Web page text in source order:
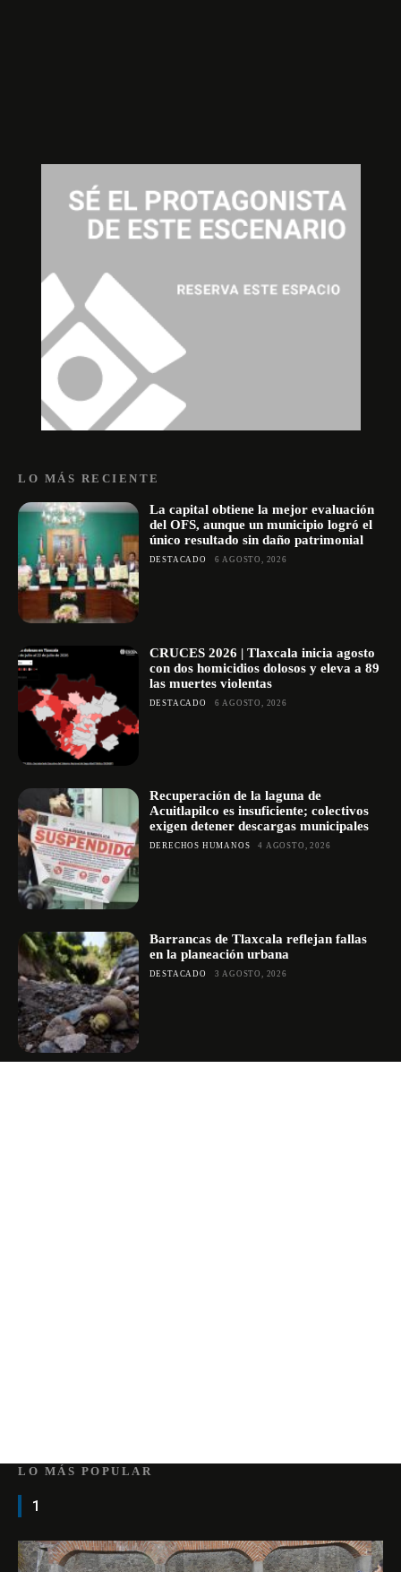
LO MÁS RECIENTE
La capital obtiene la mejor evaluación
del OFS, aunque un municipio logró el
único resultado sin daño patrimonial
DESTACADO 6 AGOSTO, 2026
CRUCES 2026 | Tlaxcala inicia agosto
con dos homicidios dolosos y eleva a 89
las muertes violentas
DESTACADO 6 AGOSTO, 2026
Recuperación de la laguna de
Acuitlapilco es insuficiente; colectivos
exigen detener descargas municipales
DERECHOS HUMANOS 4 AGOSTO, 2026
Barrancas de Tlaxcala reflejan fallas
en la planeación urbana
DESTACADO 3 AGOSTO, 2026
LO MÁS POPULAR
1